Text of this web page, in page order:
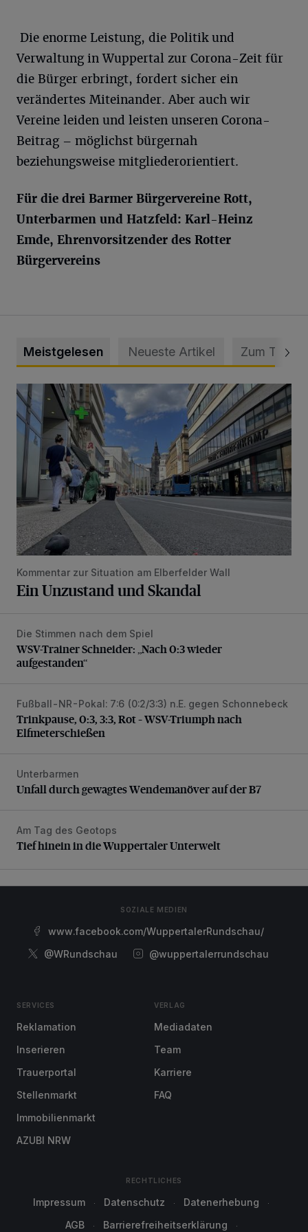
Die enorme Leistung, die Politik und
Verwaltung in Wuppertal zur Corona-Zeit für
die Bürger erbringt, fordert sicher ein
verändertes Miteinander. Aber auch wir
Vereine leiden und leisten unseren Corona-
Beitrag – möglichst bürgernah
beziehungsweise mitgliederorientiert.
Für die drei Barmer Bürgervereine Rott,
Unterbarmen und Hatzfeld: Karl-Heinz
Emde, Ehrenvorsitzender des Rotter
Bürgervereins
Meistgelesen Neueste Artikel Zum Thema
Ein Unzustand und Skandal
Kommentar zur Situation am Elberfelder Wall
Ein Unzustand und Skandal
WSV-Trainer Schneider: „Nach 0:3 wieder aufgestanden“
Die Stimmen nach dem Spiel
WSV-Trainer Schneider: „Nach 0:3 wieder
aufgestanden“
Trinkpause, 0:3, 3:3, Rot – WSV-Triumph nach
Fußball-NR-Pokal: 7:6 (0:2/3:3) n.E. gegen Schonnebeck
Trinkpause, 0:3, 3:3, Rot – WSV-Triumph nach
Elfmeterschießen
Unfall durch gewagtes Wendemanöver auf der B7
Unterbarmen
Unfall durch gewagtes Wendemanöver auf der B7
Tief hinein in die Wuppertaler Unterwelt
Am Tag des Geotops
Tief hinein in die Wuppertaler Unterwelt
SOZIALE MEDIEN
www.facebook.com/WuppertalerRundschau/
@WRundschau
@wuppertalerrundschau
SERVICES
Reklamation
Inserieren
Trauerportal
Stellenmarkt
Immobilienmarkt
AZUBI NRW
VERLAG
Mediadaten
Team
Karriere
FAQ
RECHTLICHES
Impressum Datenschutz
Datenerhebung
AGB
Barrierefreiheitserklärung